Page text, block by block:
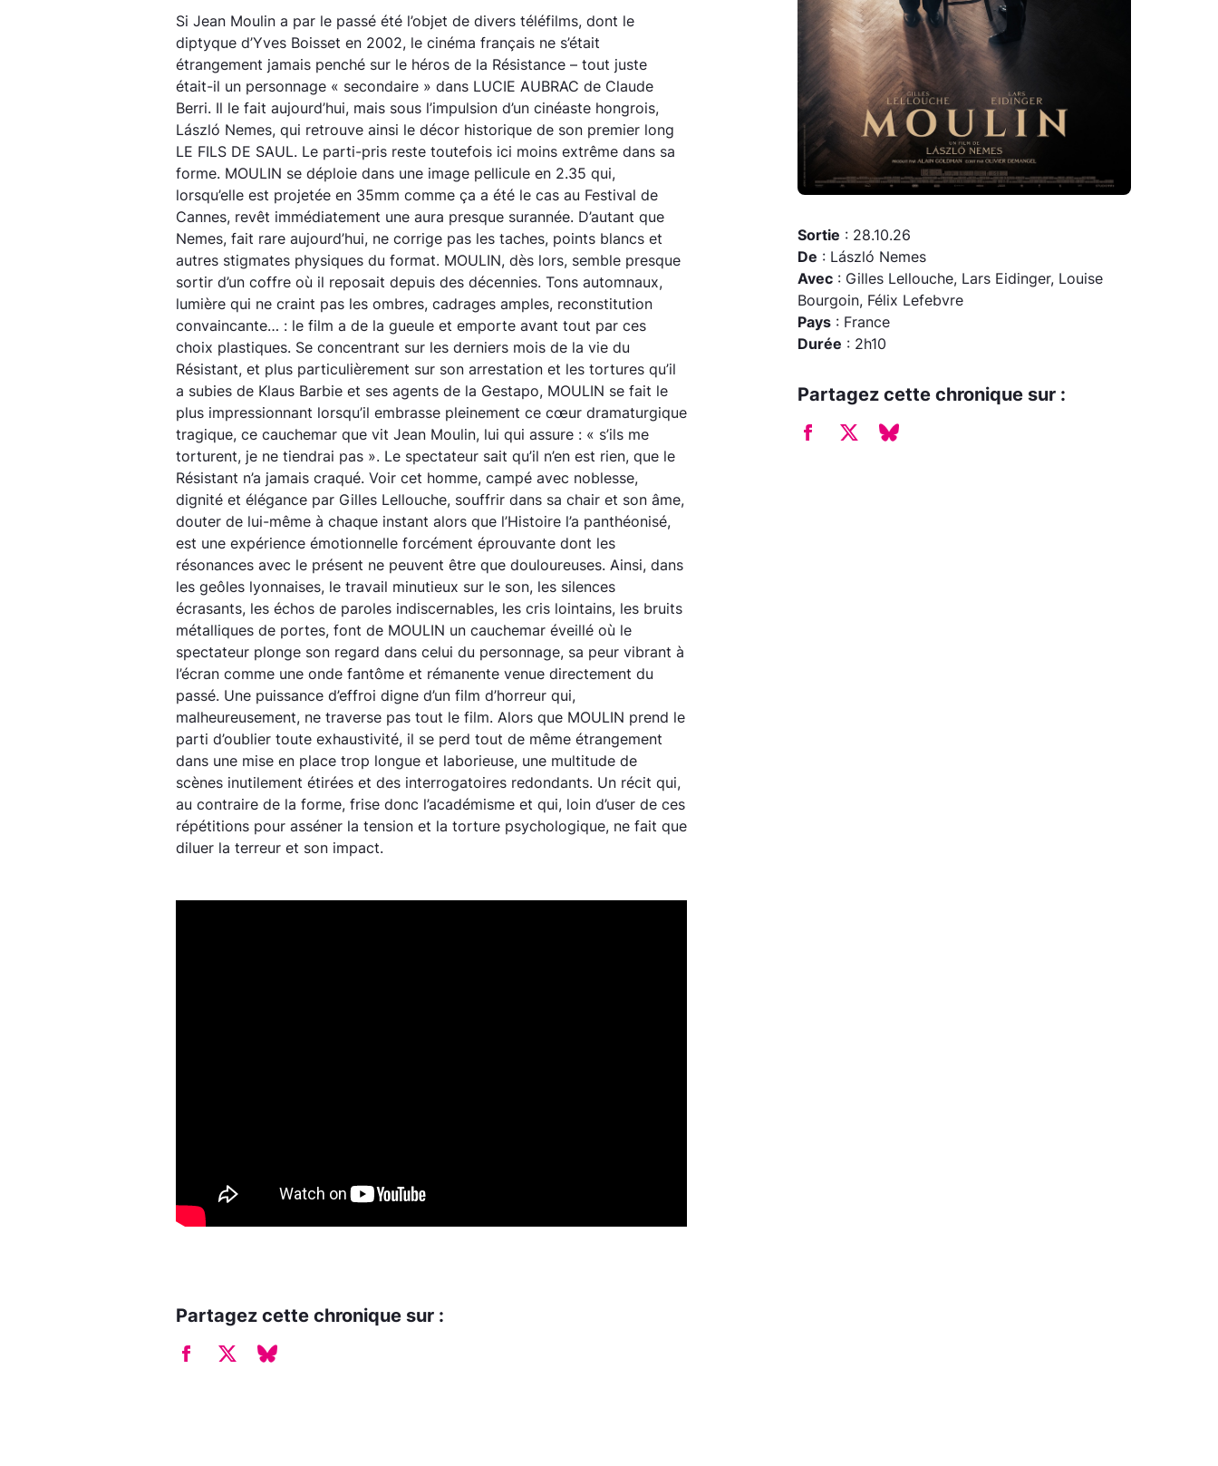
Si Jean Moulin a par le passé été l’objet de divers téléfilms, dont le
diptyque d’Yves Boisset en 2002, le cinéma français ne s’était
étrangement jamais penché sur le héros de la Résistance – tout juste
était-il un personnage « secondaire » dans LUCIE AUBRAC de Claude
Berri. Il le fait aujourd’hui, mais sous l’impulsion d’un cinéaste hongrois,
László Nemes, qui retrouve ainsi le décor historique de son premier long
LE FILS DE SAUL. Le parti-pris reste toutefois ici moins extrême dans sa
forme. MOULIN se déploie dans une image pellicule en 2.35 qui,
lorsqu’elle est projetée en 35mm comme ça a été le cas au Festival de
Cannes, revêt immédiatement une aura presque surannée. D’autant que
Nemes, fait rare aujourd’hui, ne corrige pas les taches, points blancs et
autres stigmates physiques du format. MOULIN, dès lors, semble presque
sortir d’un coffre où il reposait depuis des décennies. Tons automnaux,
lumière qui ne craint pas les ombres, cadrages amples, reconstitution
convaincante… : le film a de la gueule et emporte avant tout par ces
choix plastiques. Se concentrant sur les derniers mois de la vie du
Résistant, et plus particulièrement sur son arrestation et les tortures qu’il
a subies de Klaus Barbie et ses agents de la Gestapo, MOULIN se fait le
plus impressionnant lorsqu’il embrasse pleinement ce cœur dramaturgique
tragique, ce cauchemar que vit Jean Moulin, lui qui assure : « s’ils me
torturent, je ne tiendrai pas ». Le spectateur sait qu’il n’en est rien, que le
Résistant n’a jamais craqué. Voir cet homme, campé avec noblesse,
dignité et élégance par Gilles Lellouche, souffrir dans sa chair et son âme,
douter de lui-même à chaque instant alors que l’Histoire l’a panthéonisé,
est une expérience émotionnelle forcément éprouvante dont les
résonances avec le présent ne peuvent être que douloureuses. Ainsi, dans
les geôles lyonnaises, le travail minutieux sur le son, les silences
écrasants, les échos de paroles indiscernables, les cris lointains, les bruits
métalliques de portes, font de MOULIN un cauchemar éveillé où le
spectateur plonge son regard dans celui du personnage, sa peur vibrant à
l’écran comme une onde fantôme et rémanente venue directement du
passé. Une puissance d’effroi digne d’un film d’horreur qui,
malheureusement, ne traverse pas tout le film. Alors que MOULIN prend le
parti d’oublier toute exhaustivité, il se perd tout de même étrangement
dans une mise en place trop longue et laborieuse, une multitude de
scènes inutilement étirées et des interrogatoires redondants. Un récit qui,
au contraire de la forme, frise donc l’académisme et qui, loin d’user de ces
répétitions pour asséner la tension et la torture psychologique, ne fait que
diluer la terreur et son impact.
Partagez cette chronique sur :
Sortie : 28.10.26
De : László Nemes
Avec : Gilles Lellouche, Lars Eidinger, Louise
Bourgoin, Félix Lefebvre
Pays : France
Durée : 2h10
Partagez cette chronique sur :